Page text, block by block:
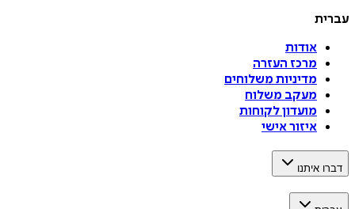
עברית
אודות
מרכז העזרה
מדיניות משלוחים
מעקב משלוח
מועדון לקוחות
איזור אישי
דברו איתנו